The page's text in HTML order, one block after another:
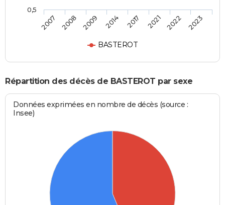
BASTEROT
2007 2008 2009 2014 2017 2021 2022 2023
0,5
Répartition des décès de BASTEROT par sexe
Données exprimées en nombre de décès (source :
Insee)